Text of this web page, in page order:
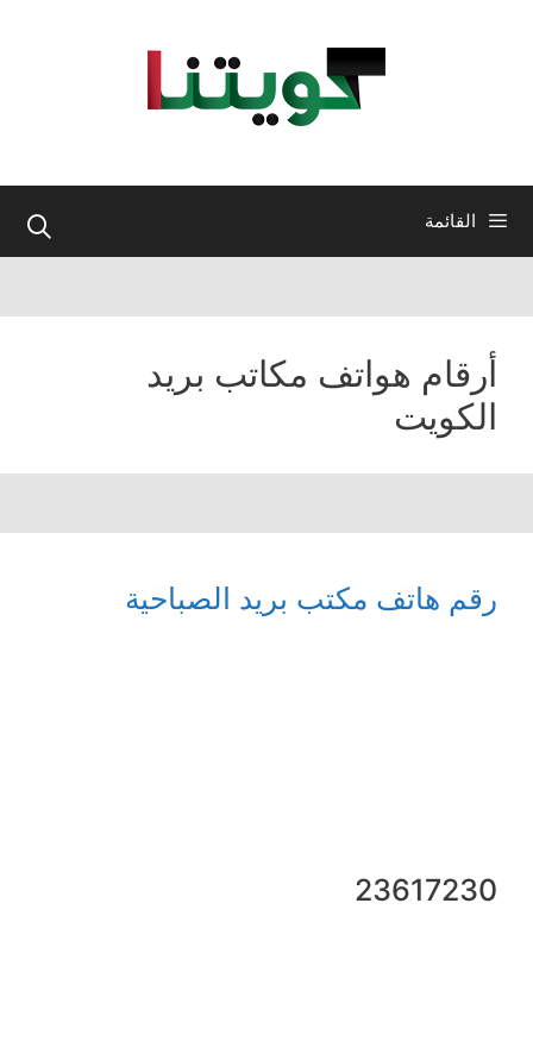
القائمة
أرقام هواتف مكاتب بريد
الكويت
رقم هاتف مكتب بريد الصباحية
23617230